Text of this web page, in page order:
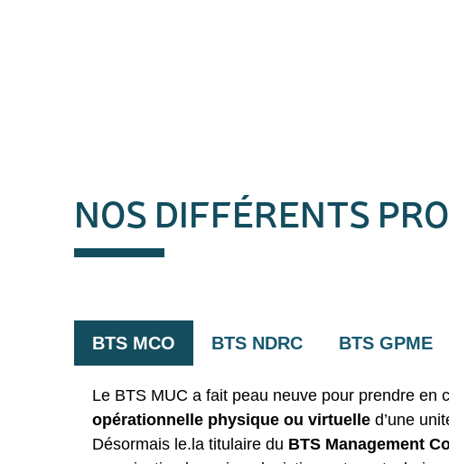
NOS DIFFÉRENTS
BTS MCO BTS NDRC BTS GPME
Le BTS MUC a fait peau neuve pour prendre en
opérationnelle physique ou virtuelle d’une
Désormais le.la titulaire du BTS Management